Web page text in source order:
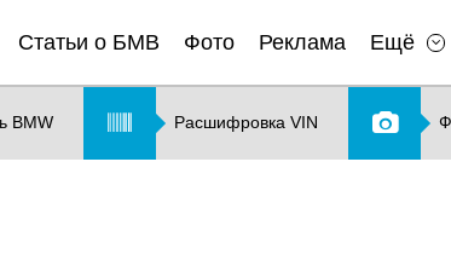
Статьи о БМВ Фото Реклама Ещё
BMW Расшифровка VIN